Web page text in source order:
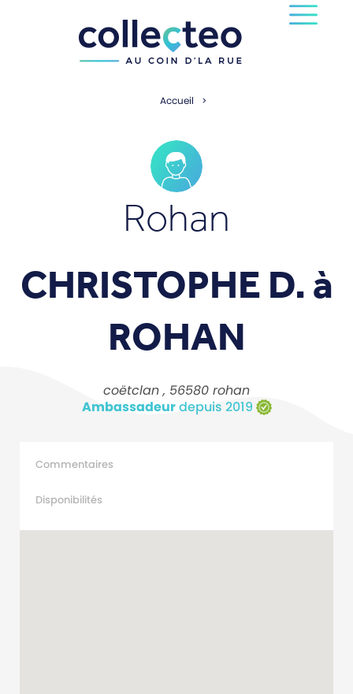
Accueil
Rohan
CHRISTOPHE D. à
ROHAN
coëtclan , 56580 rohan
Ambassadeurdepuis 2019
Commentaires
Disponibilités